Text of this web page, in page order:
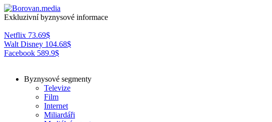
Exkluzivní byznysové informace
Netflix 73.69$
Walt Disney 104.68$
Facebook 589.9$
Byznysové segmenty
Televize
Film
Internet
Miliardáři